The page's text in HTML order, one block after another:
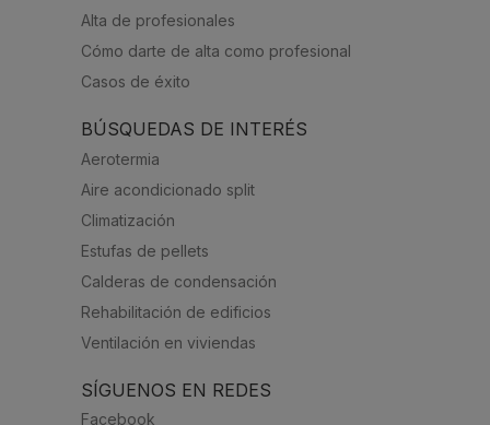
Alta de profesionales
Cómo darte de alta como profesional
Casos de éxito
BÚSQUEDAS DE INTERÉS
Aerotermia
Aire acondicionado split
Climatización
Estufas de pellets
Calderas de condensación
Rehabilitación de edificios
Ventilación en viviendas
SÍGUENOS EN REDES
Facebook